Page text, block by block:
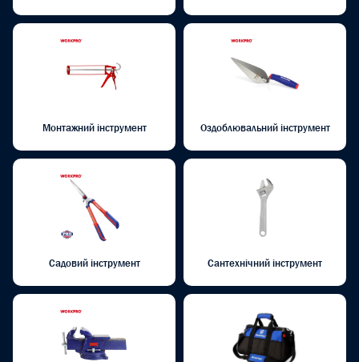
Монтажний інструмент Оздоблювальний інструмент
Садовий інструмент Сантехнічний інструмент